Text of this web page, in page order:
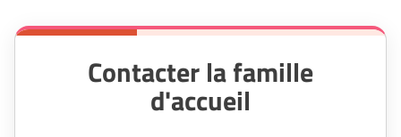
Contacter la famille
d'accueil